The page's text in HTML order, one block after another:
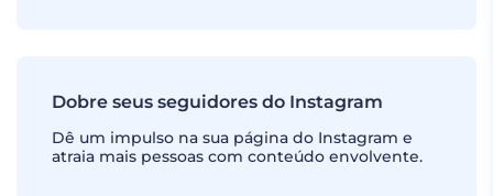
Dobre seus seguidores do Instagram
Dê um impulso na sua página do Instagram e
atraia mais pessoas com conteúdo envolvente.